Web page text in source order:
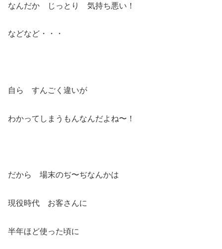
なんだか じっとり 気持ち悪い！
などなど・・・
自ら すんごく違いが
わかってしまうもんなんだよね〜！
だから 場末のぢ〜ぢなんかは
現役時代 お客さんに
半年ほど使った頃に